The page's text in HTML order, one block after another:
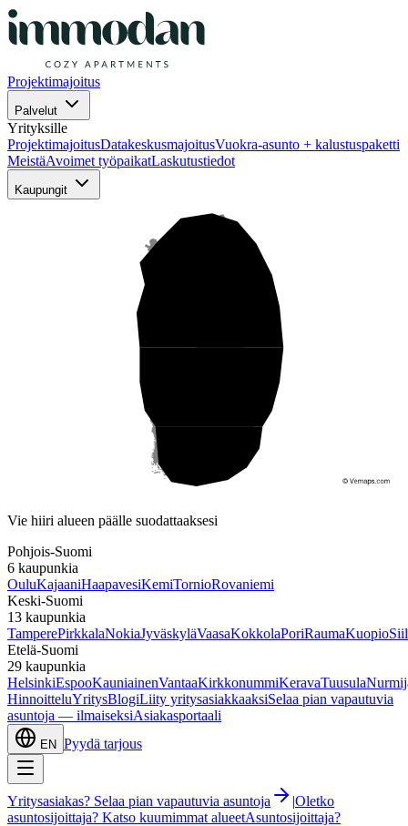
Projektimajoitus
Palvelut
Yrityksille
ProjektimajoitusDatakeskusmajoitusVuokra-asunto + kalustuspaketti
MeistäAvoimet työpaikatLaskutustiedot
Kaupungit
Vie hiiri alueen päälle suodattaaksesi
Pohjois-Suomi
6 kaupunkia
OuluKajaaniHaapavesiKemiTornioRovaniemi
Keski-Suomi
13 kaupunkia
TamperePirkkalaNokiaJyväskyläVaasaKokkolaPoriRaumaKuopio
Etelä-Suomi
29 kaupunkia
HelsinkiEspooKauniainenVantaaKirkkonummiKeravaTuusula
HinnoitteluYritysBlogiLiity yritysasiakkaaksiSelaa pian vapautuvia
asuntoja — ilmaiseksiAsiakasportaali
EN Pyydä tarjous
Yritysasiakas? Selaa pian vapautuvia asuntoja |Oletko
asuntosijoittaja? Katso kuumimmat alueetAsuntosijoittaja?